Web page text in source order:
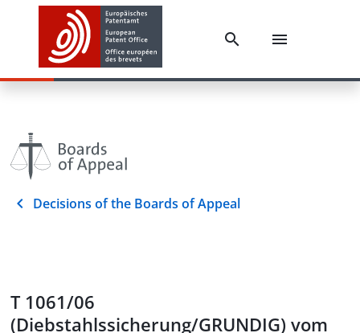
Decisions of the Boards of Appeal
T 1061/06
(Diebstahlssicherung/GRUNDIG) vom